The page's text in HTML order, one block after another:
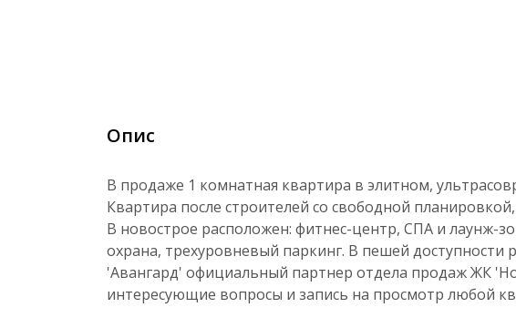
Опис
В продаже 1 комнатная квартира в элитном,
Квартира после строителей со свободной
В новострое расположен: фитнес-центр, СПА и лаунж-
охрана, трехуровневый паркинг. В пешей
'Авангард' официальный партнер отдела продаж ЖК
интересующие вопросы и запись на просмотр любой